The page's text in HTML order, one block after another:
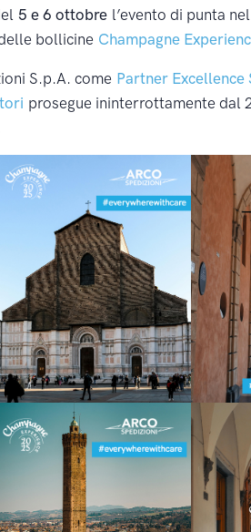
5 e 6 ottobre l’evento di punta
bollicine Champagne
S.p.A. come Partner Excellence
prosegue ininterrottamente dal